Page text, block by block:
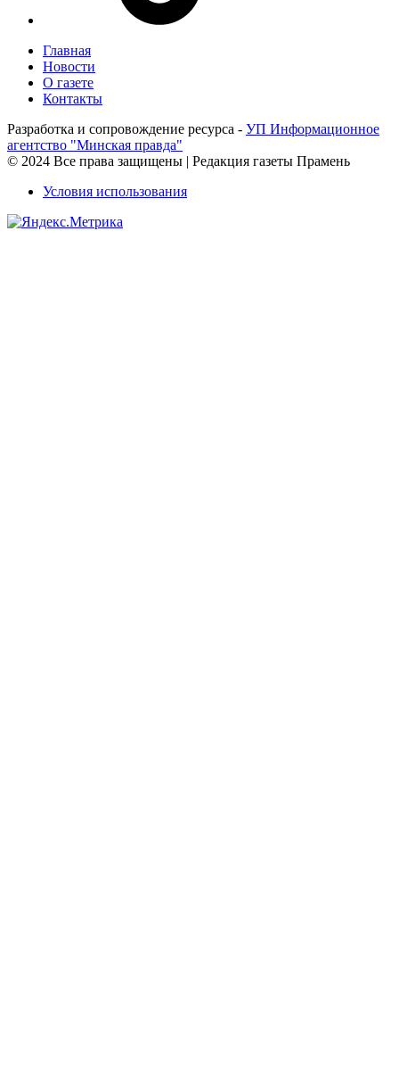
Главная
Новости
О газете
Контакты
Разработка и сопровождение ресурса - УП Информационное
агентство "Минская правда"
© 2024 Все права защищены | Редакция газеты Прамень
Условия использования